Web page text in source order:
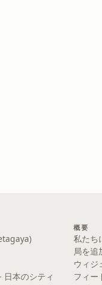
日本のシティ
概要
私たち
局を追
ウィジ
フィー